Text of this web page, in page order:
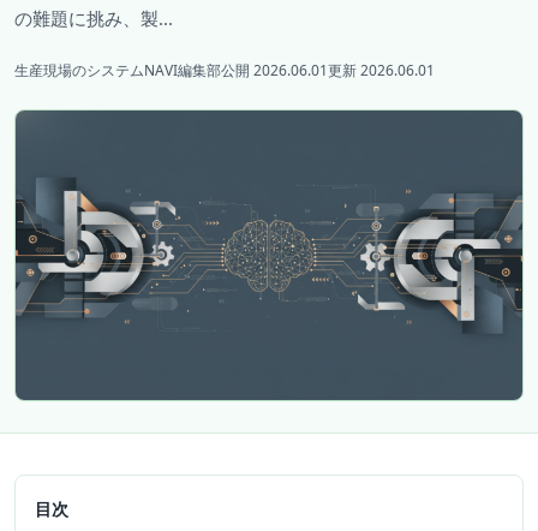
の難題に挑み、製...
生産現場のシステムNAVI編集部公開 2026.06.01更新 2026.06.01
目次